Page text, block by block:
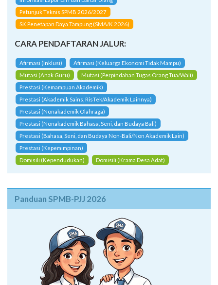
Petunjuk Teknis SPMB 2026/2027
SK Penetapan Daya Tampung (SMA/K 2026)
CARA PENDAFTARAN JALUR:
Afirmasi (Inklusi)
Afirmasi (Keluarga Ekonomi Tidak Mampu)
Mutasi (Anak Guru)
Mutasi (Perpindahan Tugas Orang Tua/Wali)
Prestasi (Kemampuan Akademik)
Prestasi (Akademik Sains, RisTek/Akademik Lainnya)
Prestasi (Nonakademik Olahraga)
Prestasi (Nonakademik Bahasa, Seni, dan Budaya Bali)
Prestasi (Bahasa, Seni, dan Budaya Non-Bali/Non Akademik Lain)
Prestasi (Kepemimpinan)
Domisili (Kependudukan)
Domisili (Krama Desa Adat)
Panduan SPMB-PJJ 2026